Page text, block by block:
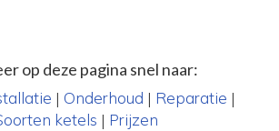
op deze pagina snel naar:
| Onderhoud | Reparatie |
ketels | Prijzen